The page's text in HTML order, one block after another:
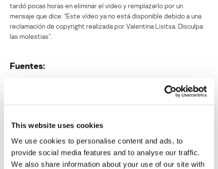
This website uses cookies
We use cookies to personalise content and ads, to
provide social media features and to analyse our traffic.
We also share information about your use of our site with
tardó pocas horas en eliminar el video y remplazarlo por un
mensaje que dice: “Este vídeo ya no está disponible debido a una
reclamación de copyright realizada por Valentina Lisitsa. Disculpa
las molestias”.
Fuentes:
música clásica en YouTube
Su dirección de correo electrónico no será publicada.
campos obligatorios están marcados con*